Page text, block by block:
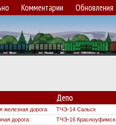
Комментарии Обновления
Депо
железная дорога ТЧЭ-14 Сальск
дорога ТЧЭ-16 Красноуфимск